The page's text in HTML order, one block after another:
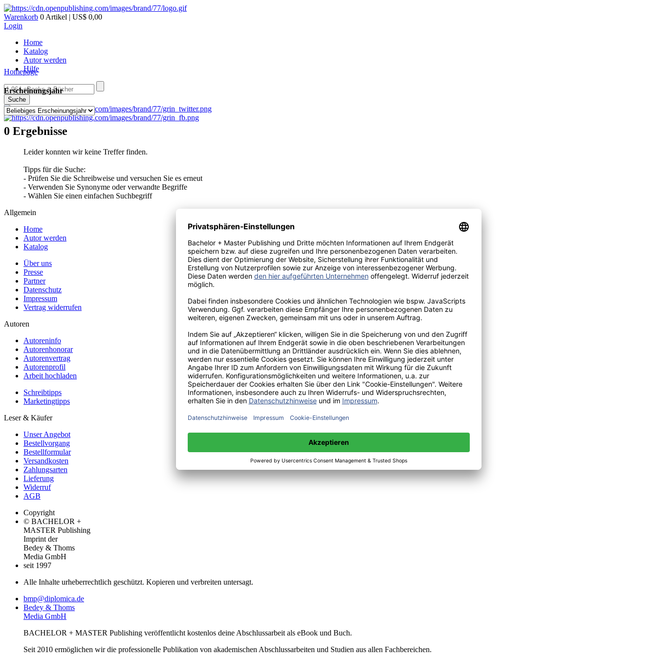
Warenkorb 0 Artikel | US$ 0,00
Login
Home
Katalog
Autor werden
Hilfe
Suche
Homepage
Erscheinungsjahr
0 Ergebnisse
Leider konnten wir keine Treffer finden.
Tipps für die Suche:
- Prüfen Sie die Schreibweise und versuchen Sie es erneut
- Verwenden Sie Synonyme oder verwandte Begriffe
- Wählen Sie einen einfachen Suchbegriff
Allgemein
Home
Autor werden
Katalog
Über uns
Presse
Partner
Datenschutz
Impressum
Vertrag widerrufen
Autoren
Autoreninfo
Autorenhonorar
Autorenvertrag
Autorenprofil
Arbeit hochladen
Schreibtipps
Marketingtipps
Leser & Käufer
Unser Angebot
Bestellvorgang
Bestellformular
Versandkosten
Zahlungsarten
Lieferung
Widerruf
AGB
Copyright
© BACHELOR +
MASTER Publishing
Imprint der
Bedey & Thoms
Media GmbH
seit 1997
Alle Inhalte urheberrechtlich geschützt. Kopieren und verbreiten untersagt.
bmp@diplomica.de
Bedey & Thoms
Media GmbH
BACHELOR + MASTER Publishing veröffentlicht kostenlos deine Abschlussarbeit als eBook und Buch.
Seit 2010 ermöglichen wir die professionelle Publikation von akademischen Abschlussarbeiten und Studien aus allen Fachbereichen.